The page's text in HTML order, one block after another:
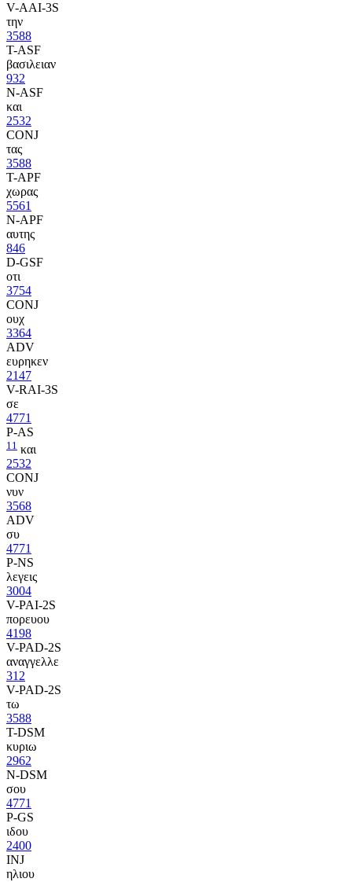
V-AAI-3S
την
3588
T-ASF
βασιλειαν
932
N-ASF
και
2532
CONJ
τας
3588
T-APF
χωρας
5561
N-APF
αυτης
846
D-GSF
οτι
3754
CONJ
ουχ
3364
ADV
ευρηκεν
2147
V-RAI-3S
σε
4771
P-AS
11 και
2532
CONJ
νυν
3568
ADV
συ
4771
P-NS
λεγεις
3004
V-PAI-2S
πορευου
4198
V-PAD-2S
αναγγελλε
312
V-PAD-2S
τω
3588
T-DSM
κυριω
2962
N-DSM
σου
4771
P-GS
ιδου
2400
INJ
ηλιου